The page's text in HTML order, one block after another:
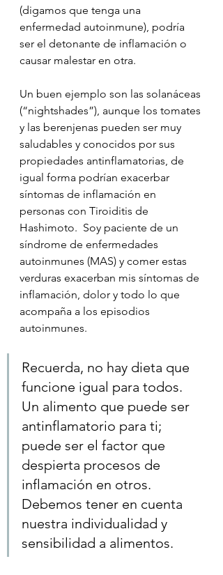
(digamos que tenga una
enfermedad autoinmune), podría
ser el detonante de inflamación o
causar malestar en otra.
Un buen ejemplo son las solanáceas
(“nightshades”), aunque los tomates
y las berenjenas pueden ser muy
saludables y conocidos por sus
propiedades antinflamatorias, de
igual forma podrían exacerbar
síntomas de inflamación en
personas con Tiroiditis de
Hashimoto.  Soy paciente de un
síndrome de enfermedades
autoinmunes (MAS) y comer estas
verduras exacerban mis síntomas de
inflamación, dolor y todo lo que
acompaña a los episodios
autoinmunes.
Recuerda, no hay dieta que
funcione igual para todos.
Un alimento que puede ser
antinflamatorio para ti;
puede ser el factor que
despierta procesos de
inflamación en otros.
Debemos tener en cuenta
nuestra individualidad y
sensibilidad a alimentos.